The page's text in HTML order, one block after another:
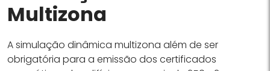
Multizona
A simulação dinâmica multizona além de ser
obrigatória para a emissão dos certificados